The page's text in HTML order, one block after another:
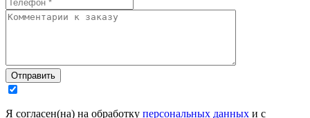
Отправить
Я согласен(на) на обработку персональных данных и с